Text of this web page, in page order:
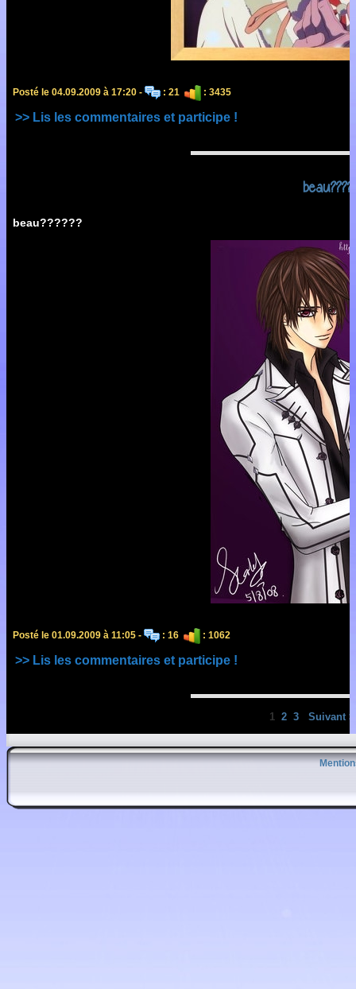
Posté le 04.09.2009 à 17:20 - : 21 : 3435
>> Lis les commentaires et participe !
beau??????
Posté le 01.09.2009 à 11:05 - : 16 : 1062
>> Lis les commentaires et participe !
1 2 3 Suivant >